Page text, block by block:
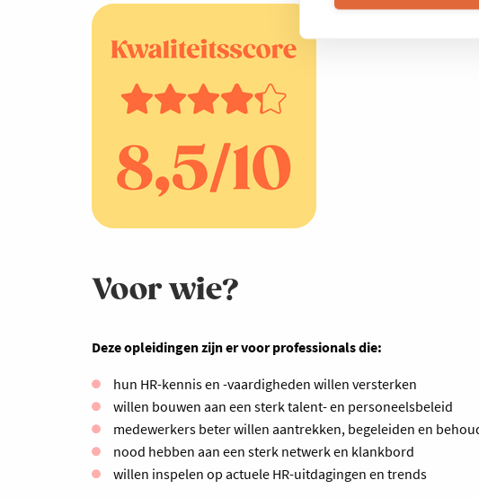
Voor wie?
Deze opleidingen zijn er voor professionals die:
hun HR-kennis en -vaardigheden willen versterken
willen bouwen aan een sterk talent- en personeelsbeleid
medewerkers beter willen aantrekken, begeleiden en
nood hebben aan een sterk netwerk en klankbord
willen inspelen op actuele HR-uitdagingen en trends